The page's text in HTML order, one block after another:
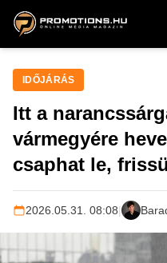
ZENE, FILM & KULT
IDŐJÁRÁS
Itt a
vármegyére
csaphat le,
2026.05.31. 08:08|